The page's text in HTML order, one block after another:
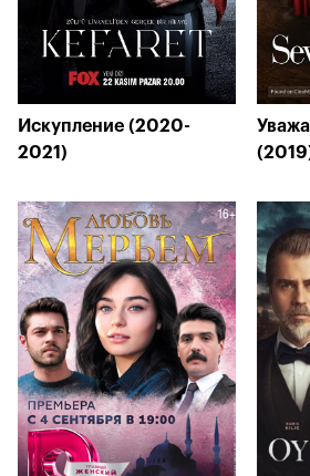
Искупление (2020-
2021)